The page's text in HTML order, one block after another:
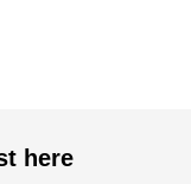
here